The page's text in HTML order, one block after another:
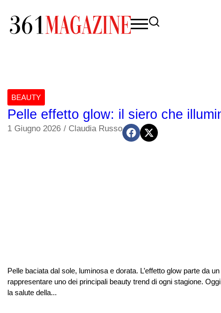
BEAUTY
Pelle effetto glow: il siero che
1 Giugno 2026 / Claudia Russo
Pelle baciata dal sole, luminosa e dorata. L’effetto glow parte da
rappresentare uno dei principali beauty trend di ogni stagione.
la salute della...